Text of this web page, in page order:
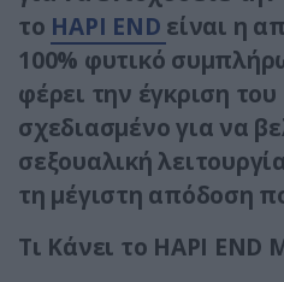
το HAPI END είναι η
100% φυτικό
φέρει την έγκριση
σχεδιασμένο για να
σεξουαλική
τη μέγιστη απόδοση
Τι Κάνει το HAPI END